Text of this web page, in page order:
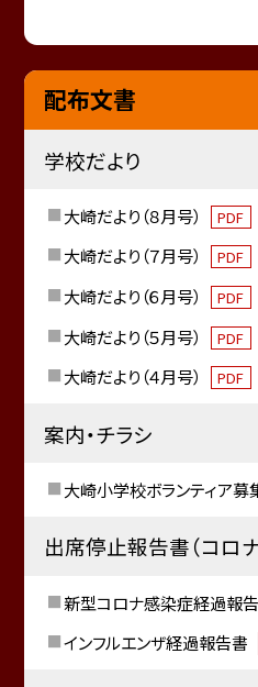
配布文書
学校だより
大崎だより（８月号） PDF
大崎だより（７月号）
PDF
大崎だより（６月号）
PDF
大崎だより（５月号）
PDF
大崎だより（４月号） PDF
案内・チラシ
大崎小学校ボランティア募
出席停止報告書（コロナ
新型コロナ感染症経過報
インフルエンザ経過報告書